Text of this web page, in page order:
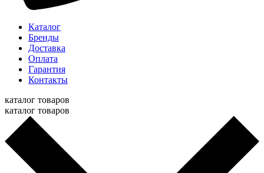
Каталог
Бренды
Доставка
Оплата
Гарантия
Контакты
каталог товаров
каталог товаров